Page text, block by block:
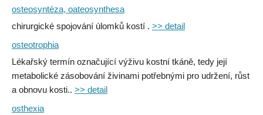
osteosyntéza, oateosynthesa
chirurgické spojování úlomků kostí . >> detail
osteotrophia
Lékařský termín označující výživu kostní tkáně, tedy její
metabolické zásobování živinami potřebnými pro udržení, růst
a obnovu kosti.. >> detail
osthexia